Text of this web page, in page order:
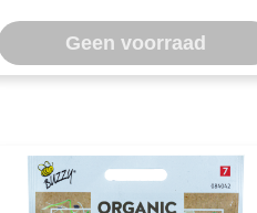
Geen voorraad